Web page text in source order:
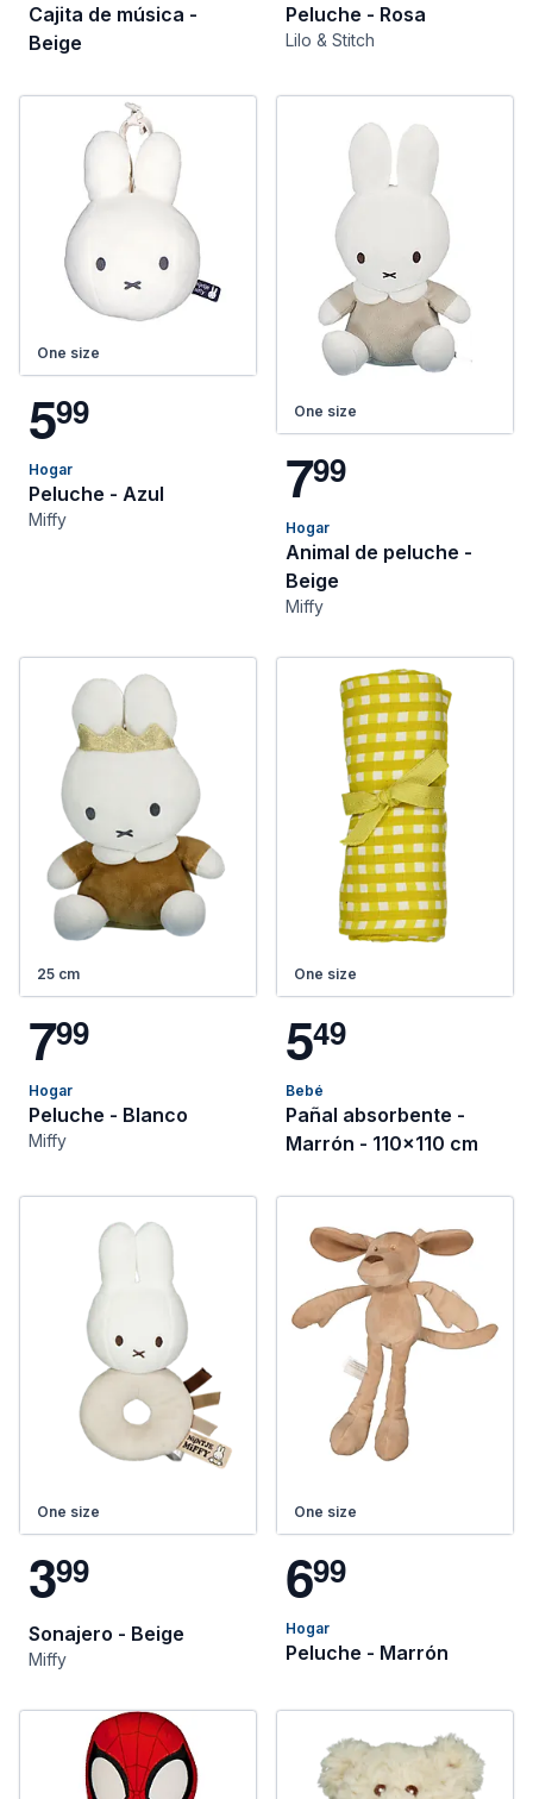
Cajita de música -
Beige
Peluche - Rosa
Lilo & Stitch
One size
599
Hogar
Peluche - Azul
Miffy
One size
799
Hogar
Animal de peluche -
Beige
Miffy
25 cm
799
Hogar
Peluche - Blanco
Miffy
One size
549
Bebé
Pañal absorbente -
Marrón - 110x110 cm
One size
399
Sonajero - Beige
Miffy
One size
699
Hogar
Peluche - Marrón